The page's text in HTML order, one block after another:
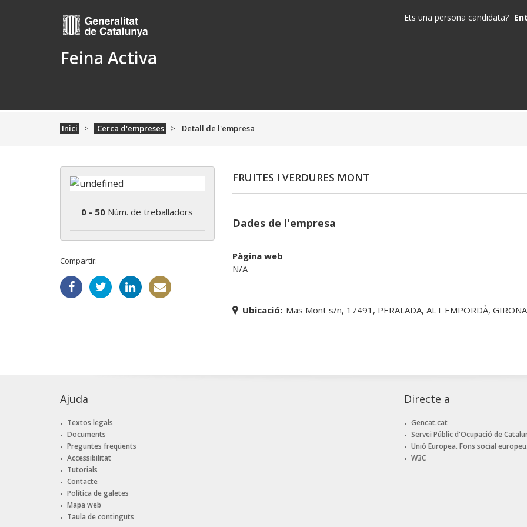
Feina Activa
Ets una persona candidata?
Inici Cerca d'empreses Detall de l'empresa
0 - 50 Núm. de treballadors
Compartir:
FRUITES I VERDURES MONT
Dades de l'empresa
Pàgina web
N/A
Ubicació: Mas Mont s/n, 17491, PERALADA, ALT EMPORDÀ, GIRONA
Ajuda
Textos legals
Documents
Preguntes freqüents
Accessibilitat
Tutorials
Contacte
Política de galetes
Mapa web
Taula de continguts
Directe a
Gencat.cat
Servei Públic d'Ocupació de
Unió Europea. Fons social europeu.
W3C